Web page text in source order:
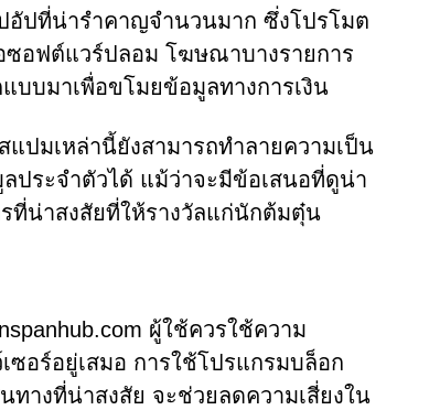
อัปที่น่ารำคาญจำนวนมาก ซึ่งโปรโมต
อฟต์แวร์ปลอม โฆษณาบางรายการ
บบมาเพื่อขโมยข้อมูลทางการเงิน
ปมเหล่านี้ยังสามารถทำลายความเป็น
ประจำตัวได้ แม้ว่าจะมีข้อเสนอที่ดูน่า
ที่น่าสงสัยที่ให้รางวัลแก่นักต้มตุ๋น
ผู้ใช้ควรใช้ความ
ซอร์อยู่เสมอ การใช้โปรแกรมบล็อก
างที่น่าสงสัย จะช่วยลดความเสี่ยงใน